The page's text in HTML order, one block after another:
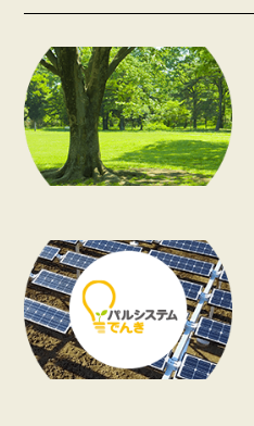
組合員活動
平和と国際連帯
くらし
お米の出前授業
ぱる★キッズ
パルシステムでんき
広報
復興支援
2023年
2022年
2021年
2020年
2019年
2017年
2016年
2015年
2014年